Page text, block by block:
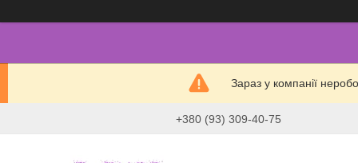
Зараз у компанії
+380 (93) 309-40-75